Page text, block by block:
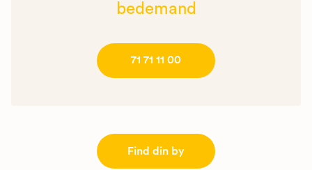
bedemand
71 71 11 00
Find din by